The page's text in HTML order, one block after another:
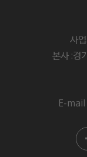
사
본사 :경
E-